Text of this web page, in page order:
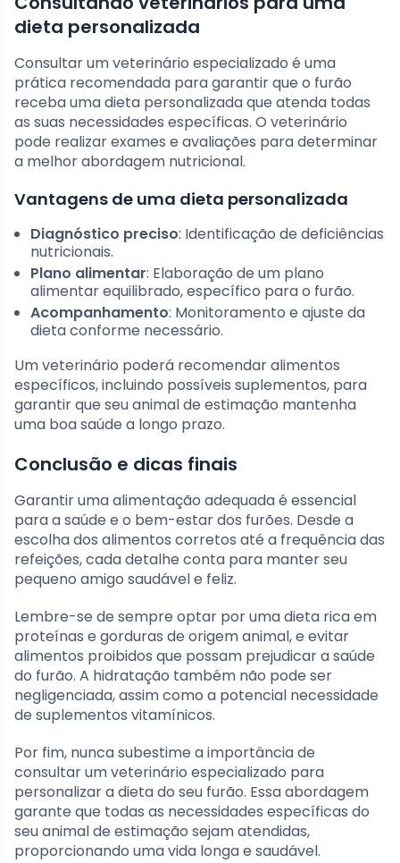
dieta personalizada
Consultar um veterinário especializado é uma
prática recomendada para garantir que o furão
receba uma dieta personalizada que atenda todas
as suas necessidades específicas. O veterinário
pode realizar exames e avaliações para determinar
a melhor abordagem nutricional.
Vantagens de uma dieta personalizada
Diagnóstico preciso: Identificação de deficiências
nutricionais.
Plano alimentar: Elaboração de um plano
alimentar equilibrado, específico para o furão.
Acompanhamento: Monitoramento e ajuste da
dieta conforme necessário.
Um veterinário poderá recomendar alimentos
específicos, incluindo possíveis suplementos, para
garantir que seu animal de estimação mantenha
uma boa saúde a longo prazo.
Conclusão e dicas finais
Garantir uma alimentação adequada é essencial
para a saúde e o bem-estar dos furões. Desde a
escolha dos alimentos corretos até a frequência das
refeições, cada detalhe conta para manter seu
pequeno amigo saudável e feliz.
Lembre-se de sempre optar por uma dieta rica em
proteínas e gorduras de origem animal, e evitar
alimentos proibidos que possam prejudicar a saúde
do furão. A hidratação também não pode ser
negligenciada, assim como a potencial necessidade
de suplementos vitamínicos.
Por fim, nunca subestime a importância de
consultar um veterinário especializado para
personalizar a dieta do seu furão. Essa abordagem
garante que todas as necessidades específicas do
seu animal de estimação sejam atendidas,
proporcionando uma vida longa e saudável.